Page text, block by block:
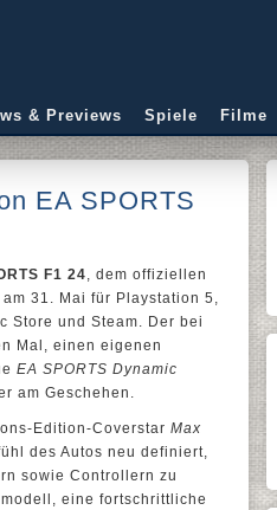
& Previews Spiele Filme
EA SPORTS
F1 24, dem offiziellen
31. Mai für Playstation 5,
Store und Steam. Der bei
Mal, einen eigenen
EA SPORTS Dynamic
am Geschehen.
Edition-Coverstar Max
des Autos neu definiert,
sowie Controllern zu
eine fortschrittliche